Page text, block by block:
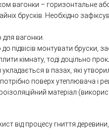
вагонки – горизонтальне
брусків. Необхідно
вагонки.
підвісів монтувати бруски,
кімнату, тоді доцільно
в пазах, які
поверх утеплювача і
матеріал
від процесу гниття